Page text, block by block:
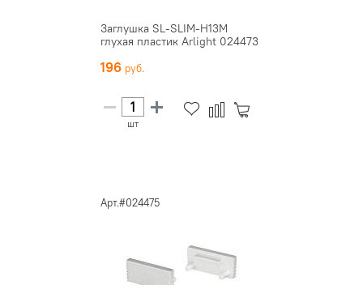
Заглушка SL-SLIM-H13M
глухая пластик Arlight 024473
196
шт
Арт.#024475